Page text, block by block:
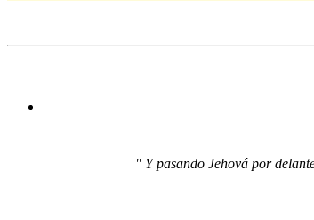
" Y pasando Jehová por